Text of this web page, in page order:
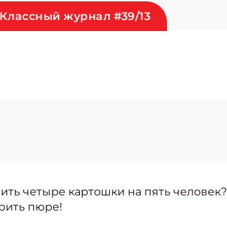
Классный журнал #39/13
четыре картошки на пять человек?
пюре!